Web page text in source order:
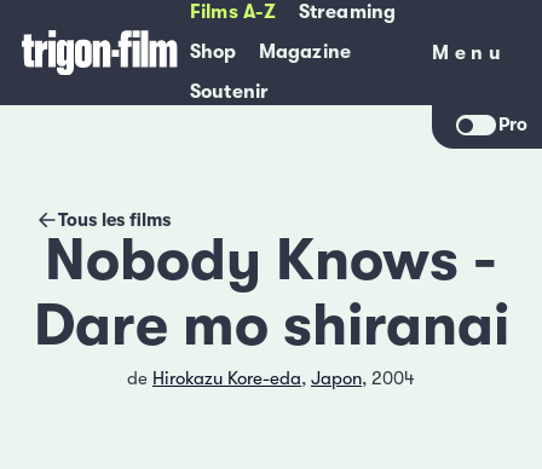
Films A-Z
Streaming
Shop
Magazine
Soutenir
Menu
Menu
Pro
Tous les films
Nobody Knows -
Dare mo shiranai
de Hirokazu Kore-eda, Japon, 2004